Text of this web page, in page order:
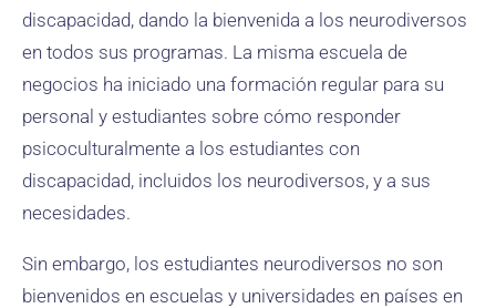
discapacidad, dando la bienvenida a los neurodiversos
en todos sus programas. La misma escuela de
negocios ha iniciado una formación regular para su
personal y estudiantes sobre cómo responder
psicoculturalmente a los estudiantes con
discapacidad, incluidos los neurodiversos, y a sus
necesidades.
Sin embargo, los estudiantes neurodiversos no son
bienvenidos en escuelas y universidades en países en